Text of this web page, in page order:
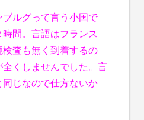
ブルグって言う小国で
間。言語はフランス
査も無く到着するの
くしませんでした。言
じなので仕方ないか